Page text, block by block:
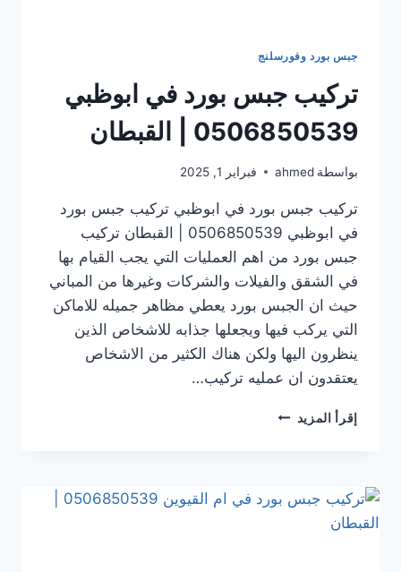
جبس بورد وفورسلنج
تركيب جبس بورد في ابوظبي
0506850539 | القبطان
بواسطة ahmed فبراير 1, 2025
تركيب جبس بورد في ابوظبي تركيب جبس بورد
في ابوظبي 0506850539 | القبطان تركيب
جبس بورد من اهم العمليات التي يجب القيام بها
في الشقق والفيلات والشركات وغيرها من المباني
حيث ان الجبس بورد يعطي مظاهر جميله للاماكن
التي يركب فيها ويجعلها جذابه للاشخاص الذين
ينظرون اليها ولكن هناك الكثير من الاشخاص
يعتقدون ان عمليه تركيب…
إقرأ المزيد تركيب
|